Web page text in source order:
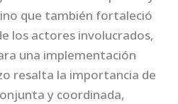
que también fortaleció
los actores involucrados,
una implementación
resalta la importancia de
y coordinada,